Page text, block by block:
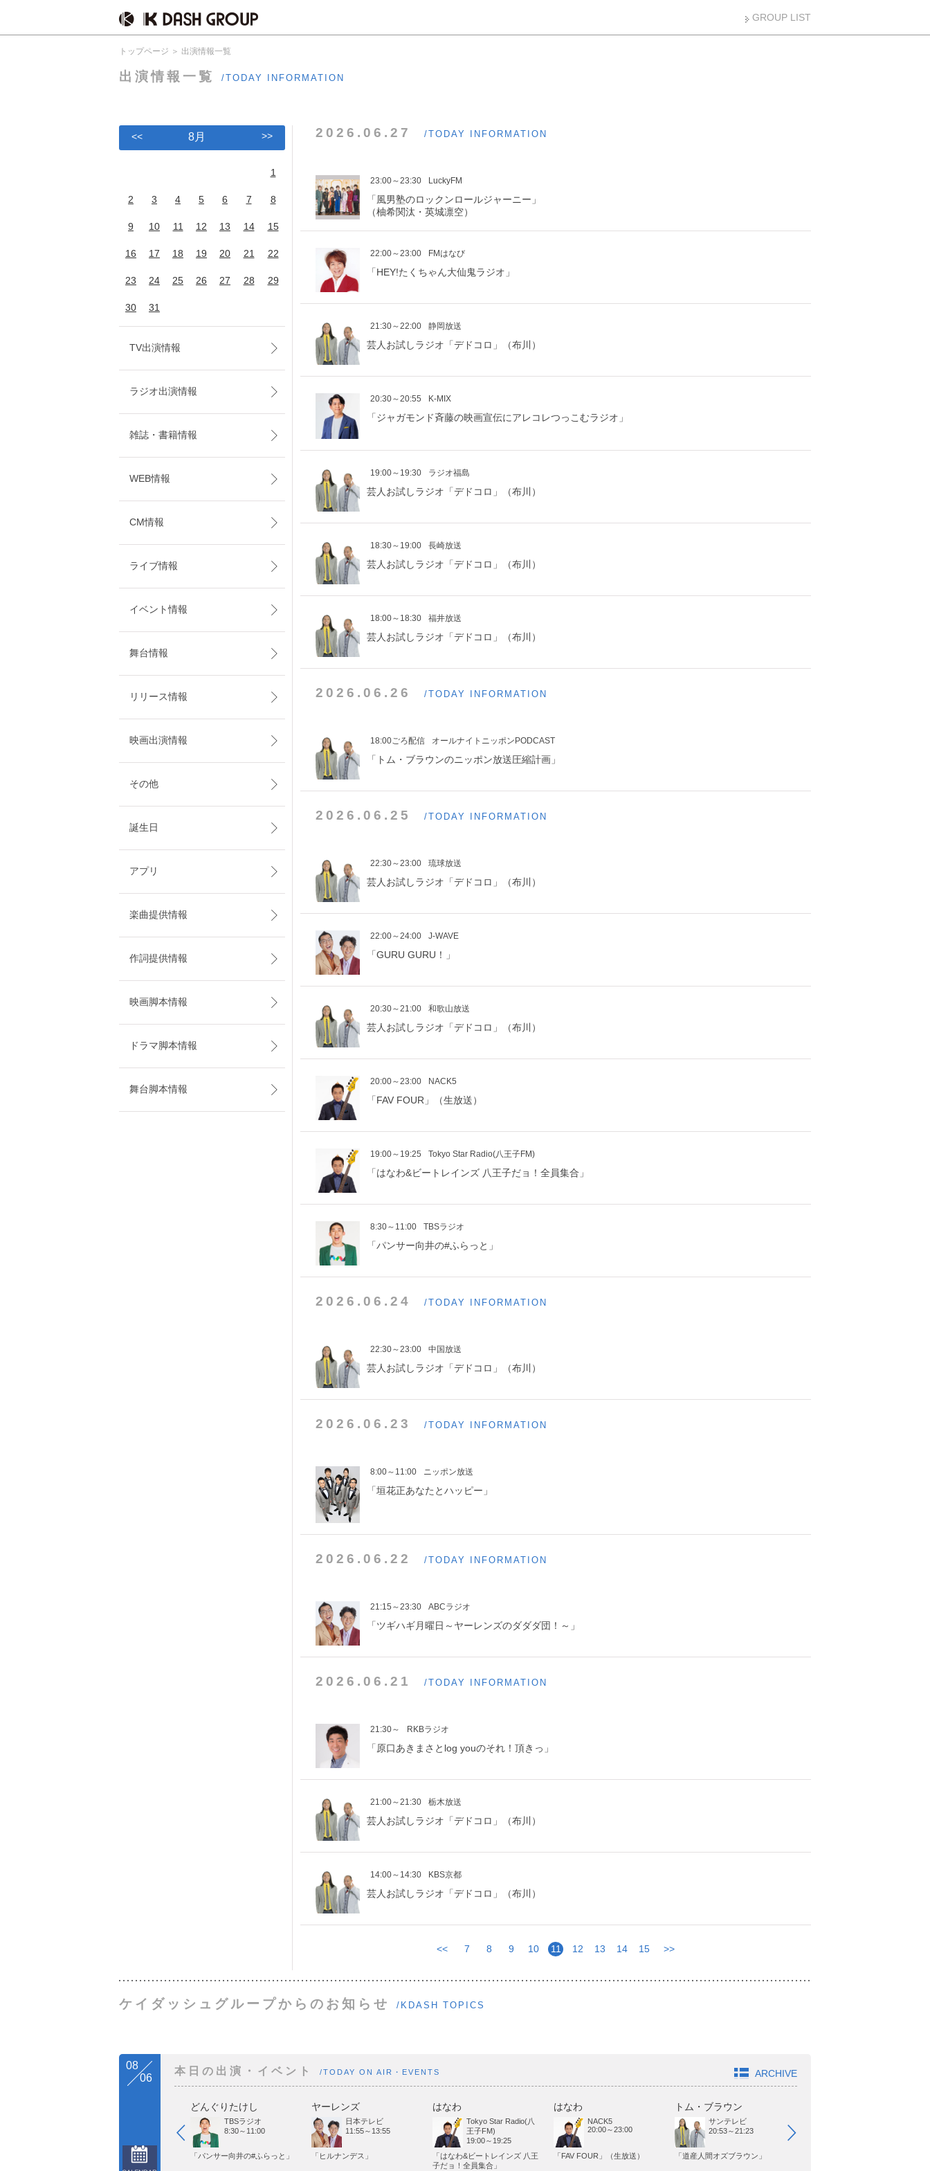
GROUP LIST
トップページ 出演情報一覧
出演情報一覧 /TODAY INFORMATION
2026.06.27 /TODAY INFORMATION
23:00～23:30 LuckyFM
「風男塾のロックンロールジャーニー」
（柚希関汰・英城凛空）
22:00～23:00 FMはなび
「HEY!たくちゃん大仙鬼ラジオ」
21:30～22:00 静岡放送
芸人お試しラジオ「デドコロ」（布川）
20:30～20:55 K-MIX
「ジャガモンド斉藤の映画宣伝にアレコレつっこむラジオ」
19:00～19:30 ラジオ福島
芸人お試しラジオ「デドコロ」（布川）
18:30～19:00 長崎放送
芸人お試しラジオ「デドコロ」（布川）
18:00～18:30 福井放送
芸人お試しラジオ「デドコロ」（布川）
2026.06.26 /TODAY INFORMATION
18:00ごろ配信 オールナイトニッポンPODCAST
「トム・ブラウンのニッポン放送圧縮計画」
2026.06.25 /TODAY INFORMATION
22:30～23:00 琉球放送
芸人お試しラジオ「デドコロ」（布川）
22:00～24:00 J-WAVE
「GURU GURU！」
20:30～21:00 和歌山放送
芸人お試しラジオ「デドコロ」（布川）
20:00～23:00 NACK5
「FAV FOUR」（生放送）
19:00～19:25 Tokyo Star Radio(八王子FM)
「はなわ&ビートレインズ 八王子だョ！全員集合」
8:30～11:00 TBSラジオ
「パンサー向井の#ふらっと」
2026.06.24 /TODAY INFORMATION
22:30～23:00 中国放送
芸人お試しラジオ「デドコロ」（布川）
2026.06.23 /TODAY INFORMATION
8:00～11:00 ニッポン放送
「垣花正あなたとハッピー」
2026.06.22 /TODAY INFORMATION
21:15～23:30 ABCラジオ
「ツギハギ月曜日～ヤーレンズのダダダ団！～」
2026.06.21 /TODAY INFORMATION
21:30～ RKBラジオ
「原口あきまさとlog youのそれ！頂きっ」
21:00～21:30 栃木放送
芸人お試しラジオ「デドコロ」（布川）
14:00～14:30 KBS京都
芸人お試しラジオ「デドコロ」（布川）
<< 7 8 9 10 11 12 13 14 15 >>
<< 8月 >>
1
2 3 4 5 6 7 8
9 10 11 12 13 14 15
16 17 18 19 20 21 22
23 24 25 26 27 28 29
30 31
TV出演情報
ラジオ出演情報
雑誌・書籍情報
WEB情報
CM情報
ライブ情報
イベント情報
舞台情報
リリース情報
映画出演情報
その他
誕生日
アプリ
楽曲提供情報
作詞提供情報
映画脚本情報
ドラマ脚本情報
舞台脚本情報
ケイダッシュグループからのお知らせ /KDASH TOPICS
08
06
本日の出演・イベント /TODAY ON AIR・EVENTS
どんぐりたけし
TBSラジオ
8:30～11:00
「パンサー向井の#ふらっと」
ヤーレンズ
日本テレビ
11:55～13:55
「ヒルナンデス」
はなわ
Tokyo Star Radio(八
王子FM)
19:00～19:25
「はなわ&ビートレインズ 八王
子だョ！全員集合」
はなわ
NACK5
20:00～23:00
「FAV FOUR」（生放送）
トム・ブラウン
サンテレビ
20:53～21:23
「道産人間オズブラウン」
ARCHIVE